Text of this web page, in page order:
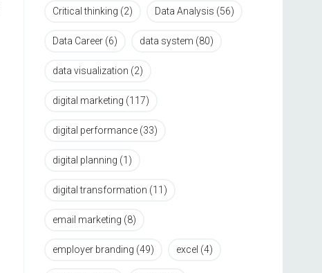
Critical thinking (2) Data Analysis (56)
Data Career (6) data system (80)
data visualization (2)
digital marketing (117)
digital performance (33)
digital planning (1)
digital transformation (11)
email marketing (8)
employer branding (49) excel (4)